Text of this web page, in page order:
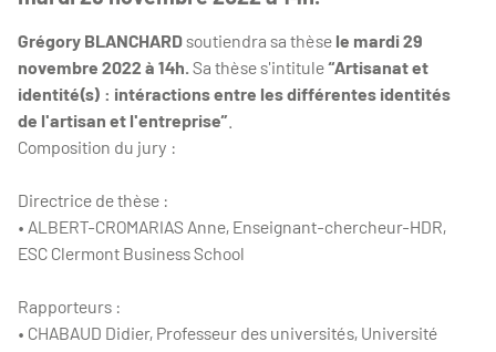
Grégory BLANCHARDsoutiendra sa thèse le mardi 29
novembre 2022 à 14h. Sa thèse s'intitule“Artisanat et
identité(s) : intéractions entre les différentes identités
de l'artisan et l'entreprise”
Composition du jury :
Directrice de thèse :
• ALBERT-CROMARIAS Anne, Enseignant-chercheur-HDR,
ESC Clermont Business School
Rapporteurs :
• CHABAUD Didier, Professeur des universités, Université